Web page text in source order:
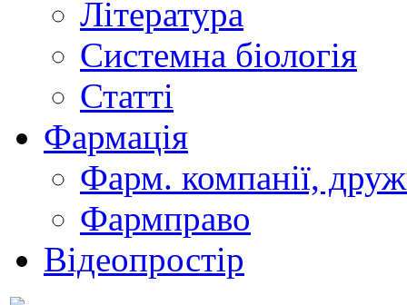
Література
Системна біологія
Статті
Фармація
Фарм. компанії,
Фармправо
Відеопростір